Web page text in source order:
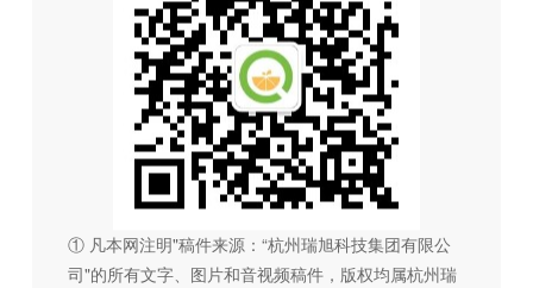
① 凡本网注明"稿件来源：“杭州瑞旭科技集团有限公
司"的所有文字、图片和音视频稿件，版权均属杭州瑞